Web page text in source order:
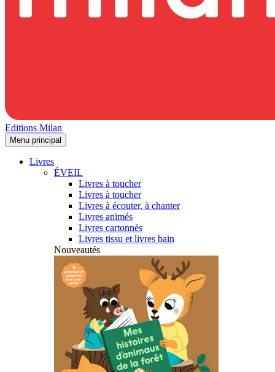
Editions Milan
Menu principal
Livres
ÉVEIL
Livres à toucher
Livres à toucher
Livres à écouter, à chanter
Livres animés
Livres cartonnés
Livres tissu et livres bain
Nouveautés